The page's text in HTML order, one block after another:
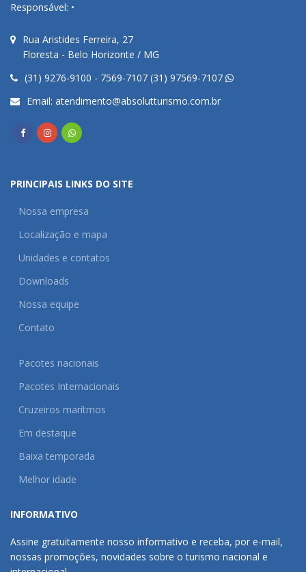
Responsável: •
Rua Aristides Ferreira, 27
Floresta - Belo Horizonte / MG
(31) 9276-9100 - 7569-7107 (31) 97569-7107
Email: atendimento@absolutturismo.com.br
PRINCIPAIS LINKS DO SITE
Nossa empresa
Localização e mapa
Unidades e contatos
Downloads
Nossa equipe
Contato
Pacotes nacionais
Pacotes Internacionais
Cruzeiros marítmos
Em destaque
Baixa temporada
Melhor idade
INFORMATIVO
Assine gratuitamente nosso informativo e receba, por e-mail,
nossas promoções, novidades sobre o turismo nacional e